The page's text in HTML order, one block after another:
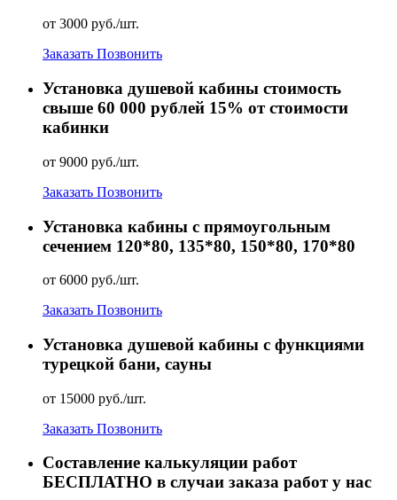
от 3000 руб./шт.
Заказать Позвонить
Установка душевой кабины стоимость
свыше 60 000 рублей 15% от стоимости
кабинки
от 9000 руб./шт.
Заказать Позвонить
Установка кабины с прямоугольным
сечением 120*80, 135*80, 150*80, 170*80
от 6000 руб./шт.
Заказать Позвонить
Установка душевой кабины с функциями
турецкой бани, сауны
от 15000 руб./шт.
Заказать Позвонить
Составление калькуляции работ
БЕСПЛАТНО в случаи заказа работ у нас